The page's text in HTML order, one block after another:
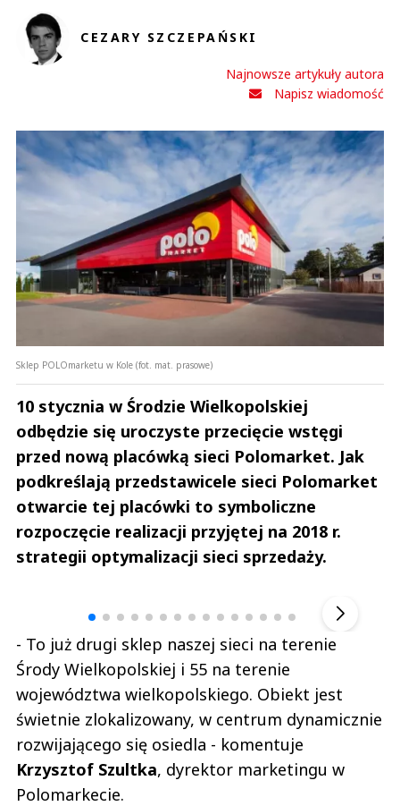
CEZARY SZCZEPAŃSKI
Najnowsze artykuły autora
Napisz wiadomość
Sklep POLOmarketu w Kole (fot. mat. prasowe)
10 stycznia w Środzie Wielkopolskiej
odbędzie się uroczyste przecięcie wstęgi
przed nową placówką sieci Polomarket. Jak
podkreślają przedstawicele sieci Polomarket
otwarcie tej placówki to symboliczne
rozpoczęcie realizacji przyjętej na 2018 r.
strategii optymalizacji sieci sprzedaży.
- To już drugi sklep naszej sieci na terenie
Środy Wielkopolskiej i 55 na terenie
województwa wielkopolskiego. Obiekt jest
świetnie zlokalizowany, w centrum dynamicznie
rozwijającego się osiedla - komentuje
Krzysztof Szultka, dyrektor marketingu w
Polomarkecie.